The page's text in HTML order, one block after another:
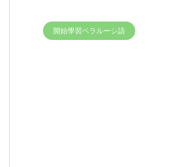
開始學習ベラルーシ語